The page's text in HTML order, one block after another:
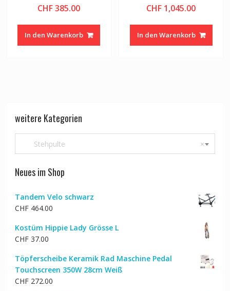
CHF385.00
In den Warenkorb
CHF 1,045.00
In den Warenkorb
weitere Kategorien
×
Stehpulte
Neues im Shop
Tandem Velo schwarz
CHF464.00
Kostüm Hippie Lady Grösse L
CHF37.00
Töpferscheibe Keramik Rad Maschine Pedal
Touchscreen 350W 28cm Weiß
CHF272.00